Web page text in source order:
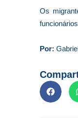
Os
Por: